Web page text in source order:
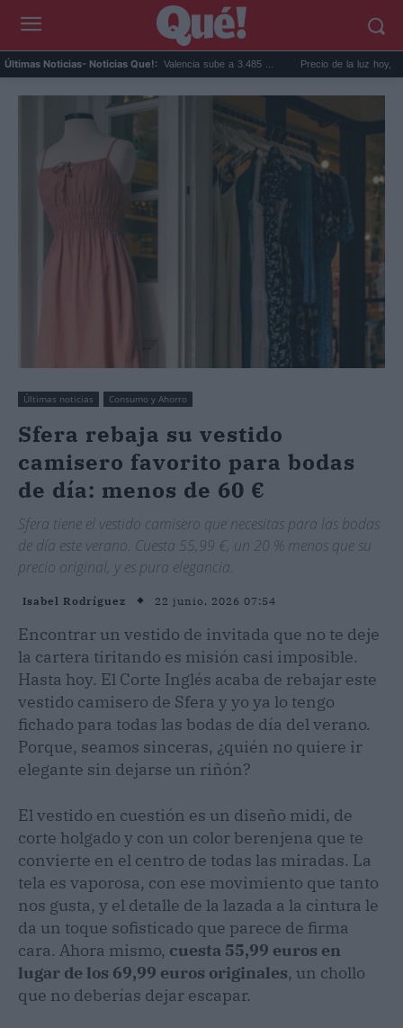
Últimas Noticias- Noticias Que!:
El precio de la vivienda en Valencia sube a 3.485 ... Precio de la luz hoy, jueves 6
Últimas noticias Consumo y Ahorro
Sfera rebaja su vestido
camisero favorito para bodas
de día: menos de 60 €
Sfera tiene el vestido camisero que necesitas para las bodas
de día este verano. Cuesta 55,99 €, un 20 % menos que su
precio original, y es pura elegancia.
Isabel Rodríguez 22 junio, 2026 07:54
Encontrar un vestido de invitada que no te deje
la cartera tiritando es misión casi imposible.
Hasta hoy. El Corte Inglés acaba de rebajar este
vestido camisero de Sfera y yo ya lo tengo
fichado para todas las bodas de día del verano.
Porque, seamos sinceras, ¿quién no quiere ir
elegante sin dejarse un riñón?
El vestido en cuestión es un diseño midi, de
corte holgado y con un color berenjena que te
convierte en el centro de todas las miradas. La
tela es vaporosa, con ese movimiento que tanto
nos gusta, y el detalle de la lazada a la cintura le
da un toque sofisticado que parece de firma
cara. Ahora mismo, cuesta 55,99 euros en
lugar de los 69,99 euros originales, un chollo
que no deberías dejar escapar.